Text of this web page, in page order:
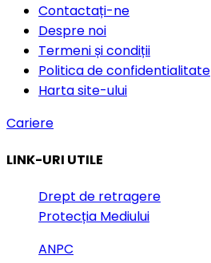
Contactați-ne
Despre noi
Termeni și condiții
Politica de confidentialitate
Harta site-ului
Cariere
LINK-URI UTILE
Drept de retragere
Protecția Mediului
ANPC